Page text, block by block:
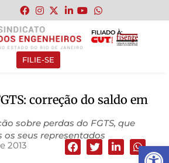
Abrir
FILIADO À:
FILIE-SE
correção do saldo em
sobre perdas do FGTS, que
seus representados
2013